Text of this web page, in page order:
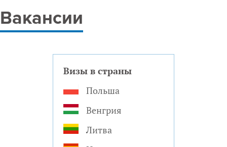
Вакансии
Визы в страны
Польша
Венгрия
Литва